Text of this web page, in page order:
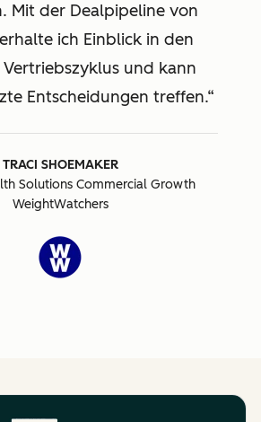
Mit der Dealpipeline von
ich Einblick in den
und kann
Entscheidungen treffen.
TRACI SHOEMAKER
Solutions Commercial Growth
WeightWatchers